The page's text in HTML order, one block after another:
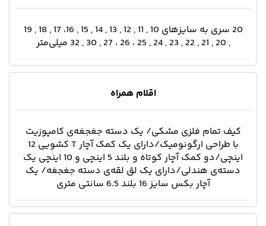
20 سری به سایزهای 10 , 11 , 12 , 13 , 14 , 15 , 16، 17 , 18 , 19
, 20 , 21 , 22 , 23 , 24 , 25 ، 26 ، 27 , 30 , 32 میلی‌متر
اقلام همراه
کیف تمام فلزی مشکی/ یک دسته جغجغه‌ی کامپوزیت
با طراحی ارگونومیک/دارای یک کمک آچار T کشویی 12
اینچی/دو کمک آچار کوتاه و بلند 5 اینچی و 10 اینچی یک
دسته‌ی هندلی/دارای یک لق لقه‌ی دسته جغجغه/ یک
آچار بکس سایز 16 بلند 6.5 سانتی متری